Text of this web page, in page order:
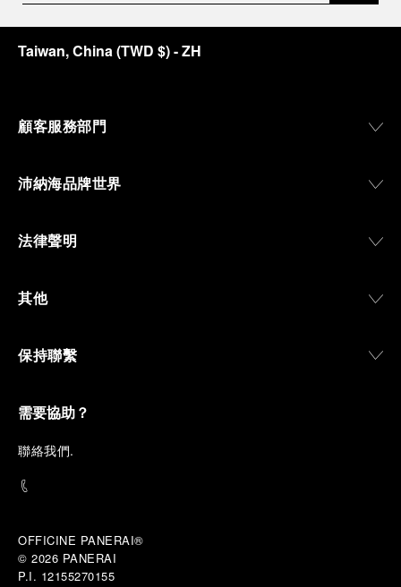
Taiwan, China(TWD $)- ZH
顧客服務部門
沛納海品牌世界
法律聲明
其他
保持聯繫
需要協助？
聯絡我們.
OFFICINE PANERAI®
© 2026 PANERAI
P.I. 12155270155